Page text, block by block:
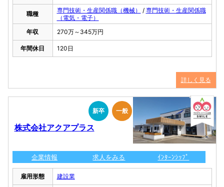
職種 専門技術・生産関係職（機械） / 専門技術・生産関係職
（電気・電子）
年収
270万～345万円
年間休日 120日
詳しく見る
新卒 一般
株式会社アクアプラス
企業情報 求人をみる ｲﾝﾀｰﾝｼｯﾌﾟ
雇用形態 建設業